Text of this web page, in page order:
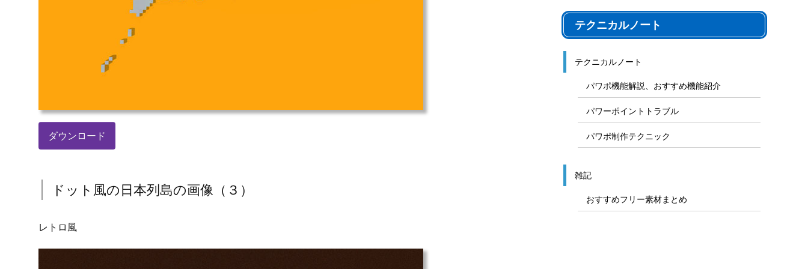
ダウンロード
ドット風の日本列島の画像（３）
レトロ風
テクニカルノート
テクニカルノート
パワポ機能解説、おすすめ機能紹介
パワーポイントトラブル
パワポ制作テクニック
雑記
おすすめフリー素材まとめ